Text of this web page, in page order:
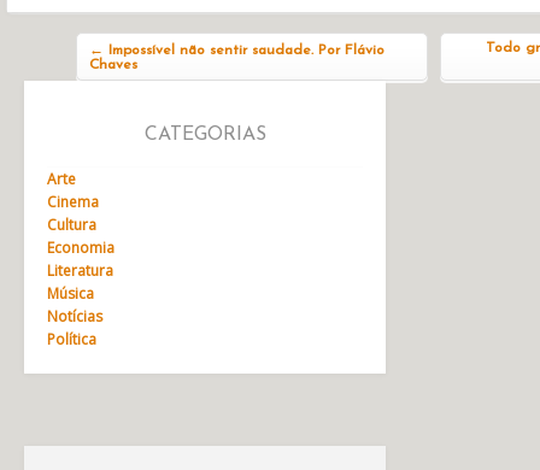
←
Impossível não sentir saudade. Por Flávio
Chaves
Todo
CATEGORIAS
Arte
Cinema
Cultura
Economia
Literatura
Música
Notícias
Política